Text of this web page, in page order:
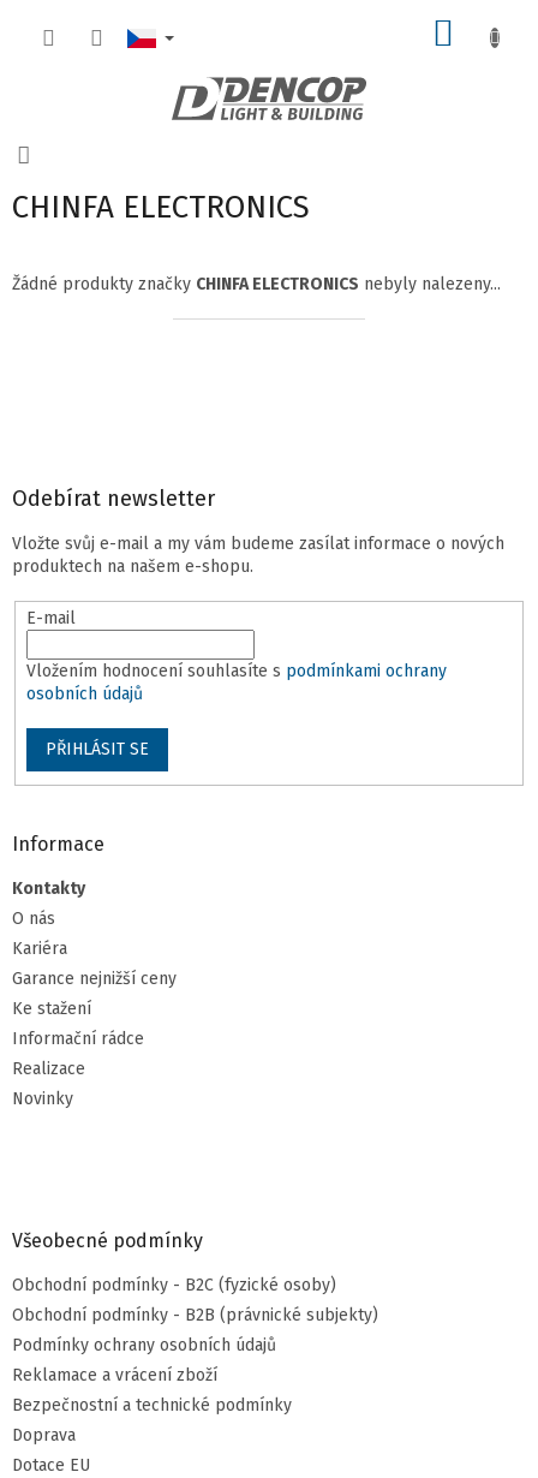
CHINFA ELECTRONICS
Žádné produkty značky CHINFA ELECTRONICS nebyly nalezeny...
Odebírat newsletter
Vložte svůj e-mail a my vám budeme zasílat informace o nových
produktech na našem e-shopu.
E-mail
Vložením hodnocení souhlasíte s podmínkami ochrany
osobních údajů
PŘIHLÁSIT SE
Informace
Kontakty
O nás
Kariéra
Garance nejnižší ceny
Ke stažení
Informační rádce
Realizace
Novinky
Všeobecné podmínky
Obchodní podmínky - B2C (fyzické osoby)
Obchodní podmínky - B2B (právnické subjekty)
Podmínky ochrany osobních údajů
Reklamace a vrácení zboží
Bezpečnostní a technické podmínky
Doprava
Dotace EU